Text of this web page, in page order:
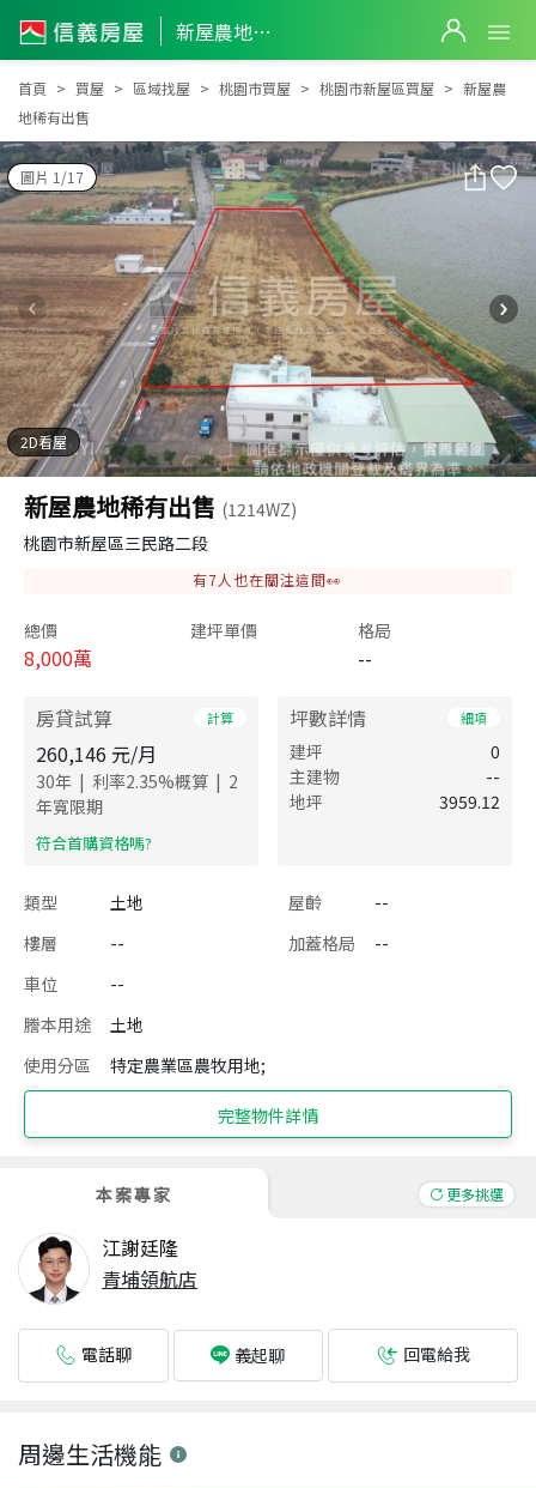
新屋農地稀有出售
新屋農地稀有出售
首頁 買屋 區域找屋 桃園市買屋 桃園市新屋區買屋
新屋農
地稀有出售
圖片 1/17
2D看屋
新屋農地稀有出售 (1214WZ)
桃園市新屋區三民路二段
有7人也在關注這間👀
總價
8,000萬
建坪單價 格局
--
房貸試算 計算
260,146 元/月
30年 | 利率2.35%概算 | 2
年寬限期
​符合首購資格嗎?
坪數詳情 細項
建坪
0
主建物
--
地坪
3959.12
類型 土地 屋齡
--
樓層
-- 加蓋格局
--
車位
--
謄本用途
土地
使用分區
特定農業區農牧用地;
完整物件詳情
本案專家 更多挑選
江謝廷隆
青埔領航店
電話聊 義起聊 回電給我
周邊生活機能